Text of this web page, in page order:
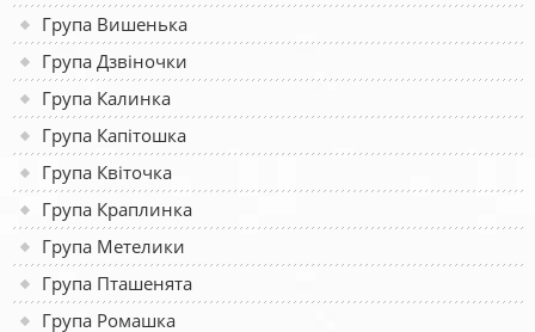
Група Вишенька
Група Дзвіночки
Група Калинка
Група Капітошка
Група Квіточка
Група Краплинка
Група Метелики
Група Пташенята
Група Ромашка